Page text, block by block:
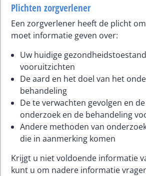
Plichten zorgverlener
Een zorgverlener heeft de plicht
moet informatie geven over:
Uw huidige
vooruitzichten
De aard en het doel van het
behandeling
De te verwachten gevolgen en
onderzoek en de behandeling
Andere methoden van
die in aanmerking komen
Krijgt u niet voldoende informatie
kunt u om nadere informatie